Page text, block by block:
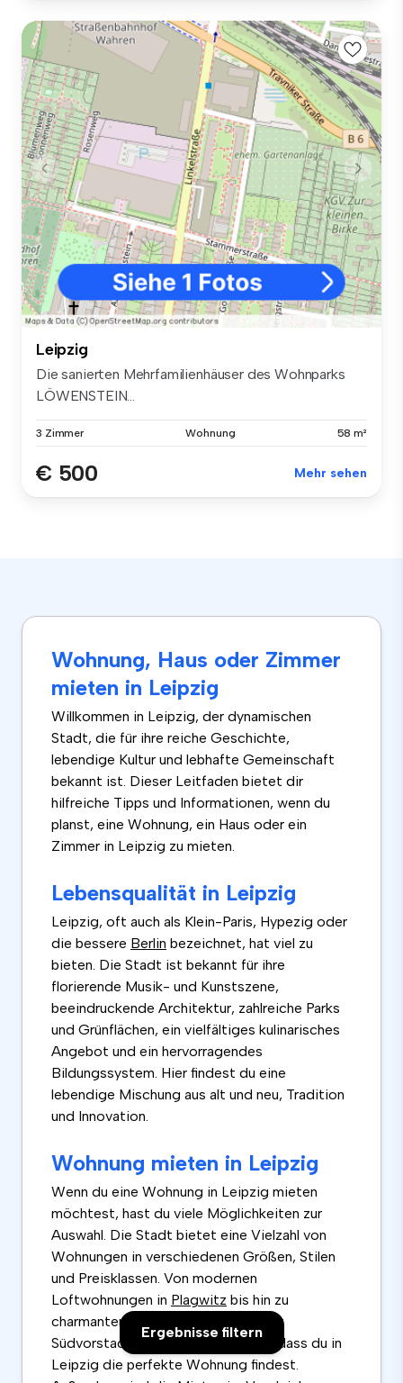
Ergebnisse filtern
Leipzig
Die sanierten Mehrfamilienhäuser des Wohnparks
LÖWENSTEIN...
3 Zimmer Wohnung 58 m²
€ 500 Mehr sehen
Wohnung, Haus oder Zimmer
mieten in Leipzig
Willkommen in Leipzig, der dynamischen
Stadt, die für ihre reiche Geschichte,
lebendige Kultur und lebhafte Gemeinschaft
bekannt ist. Dieser Leitfaden bietet dir
hilfreiche Tipps und Informationen, wenn du
planst, eine Wohnung, ein Haus oder ein
Zimmer in Leipzig zu mieten.
Lebensqualität in Leipzig
Leipzig, oft auch als Klein-Paris, Hypezig oder
die bessere Berlin bezeichnet, hat viel zu
bieten. Die Stadt ist bekannt für ihre
florierende Musik- und Kunstszene,
beeindruckende Architektur, zahlreiche Parks
und Grünflächen, ein vielfältiges kulinarisches
Angebot und ein hervorragendes
Bildungssystem. Hier findest du eine
lebendige Mischung aus alt und neu, Tradition
und Innovation.
Wohnung mieten in Leipzig
Wenn du eine Wohnung in Leipzig mieten
möchtest, hast du viele Möglichkeiten zur
Auswahl. Die Stadt bietet eine Vielzahl von
Wohnungen in verschiedenen Größen, Stilen
und Preisklassen. Von modernen
Loftwohnungen in Plagwitz bis hin zu
charmanten Altbauwohnungen in der
Südvorstadt kannst du sicher sein, dass du in
Leipzig die perfekte Wohnung findest.